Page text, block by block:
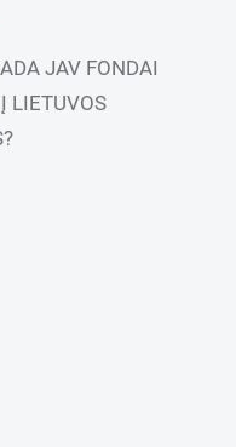
JAV FONDAI
LIETUVOS